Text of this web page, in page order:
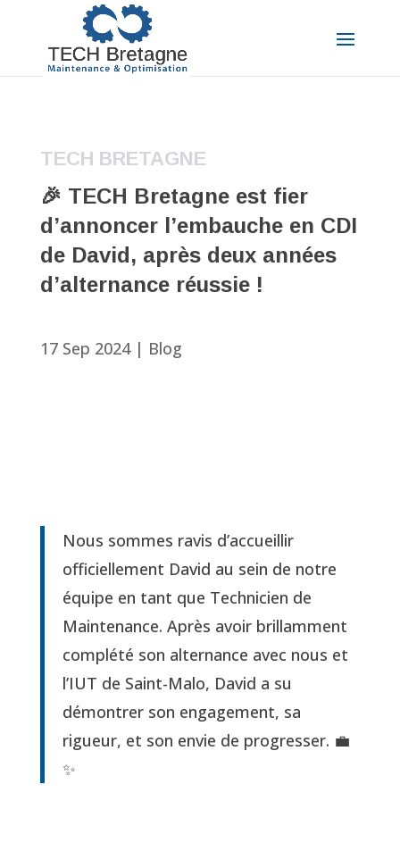
TECH BRETAGNE
🎉 TECH Bretagne est fier
d’annoncer l’embauche en CDI
de David, après deux années
d’alternance réussie !
17 Sep 2024| Blog
Nous sommes ravis d’accueillir
officiellement David au sein de notre
équipe en tant que Technicien de
Maintenance. Après avoir brillamment
complété son alternance avec nous et
l’IUT de Saint-Malo, David a su
démontrer son engagement, sa
rigueur, et son envie de progresser. 💼
✨